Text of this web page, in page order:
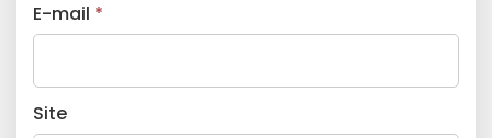
E-mail *
Site